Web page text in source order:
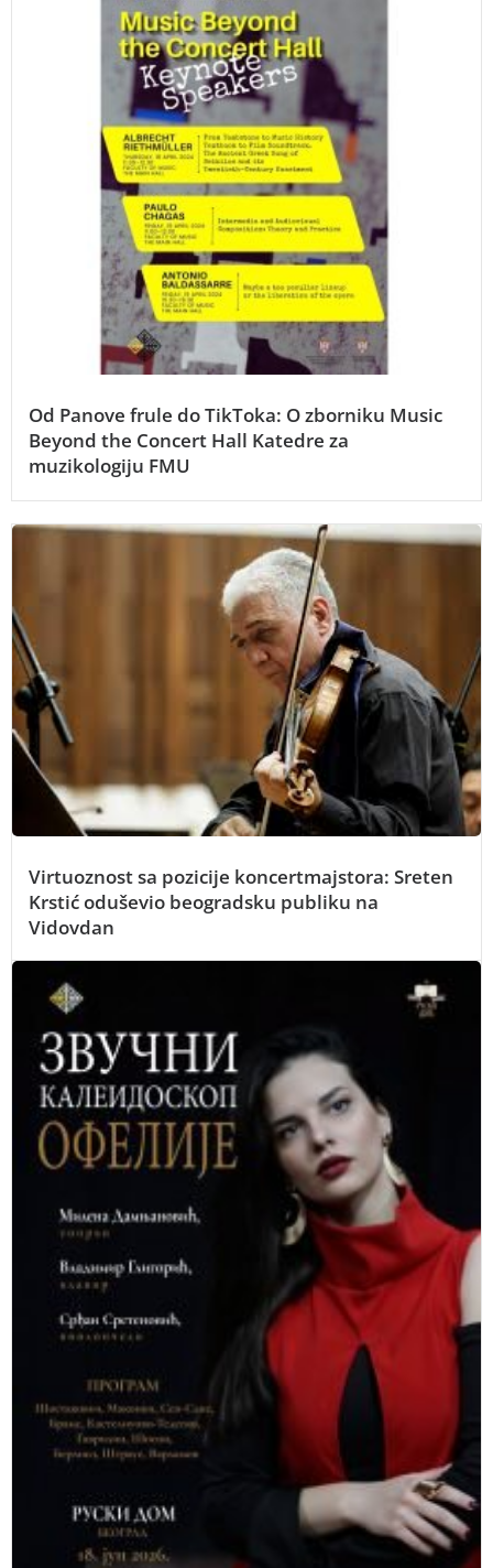
Od Panove frule do TikToka: O zborniku Music
Beyond the Concert Hall Katedre za
muzikologiju FMU
Virtuoznost sa pozicije koncertmajstora: Sreten
Krstić oduševio beogradsku publiku na
Vidovdan